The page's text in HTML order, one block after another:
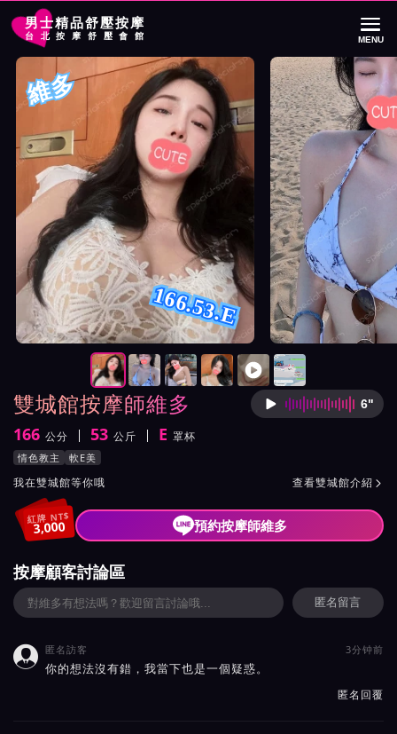
男士精品舒壓按摩
台北按摩舒壓會館 MENU
首頁 雙城館按摩師維多詳細介紹
雙城館按摩師維多 按摩師
6"
身高
166 公分
體重 53 公斤
罩杯 E 罩杯
按摩師維多服務風格與特色
情色教主 軟E美
按摩師維多所屬按摩會館介紹與班表
我在雙城館等你哦 查看雙城館介紹 
紅牌 NT$
3,000 預約按摩師維多
雙城館按摩師維多照片展示與影片介紹
維多
166.53.E
按摩師維多照片展示與影片介紹及客戶評價截屏展示
按摩顧客討論區
匿名留言
 匿名訪客 3分钟前
你的想法沒有錯，我當下也是一個疑惑。
匿名回覆